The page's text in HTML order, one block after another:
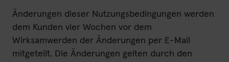
Änderungen dieser Nutzungsbedingungen werden
dem Kunden vier Wochen vor dem
Wirksamwerden der Änderungen per E-Mail
mitgeteilt. Die Änderungen gelten durch den